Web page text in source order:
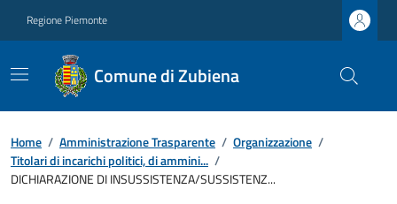
Regione Piemonte
Comune di Zubiena
Home / Amministrazione Trasparente / Organizzazione /
Titolari di incarichi politici, di ammini... /
DICHIARAZIONE DI INSUSSISTENZA/SUSSISTENZ...